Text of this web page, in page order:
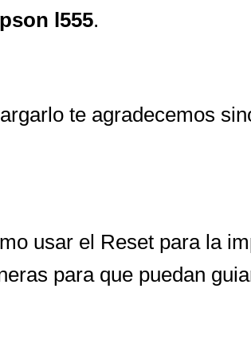
l555.
te agradecemos
usar el Reset para la
para que puedan